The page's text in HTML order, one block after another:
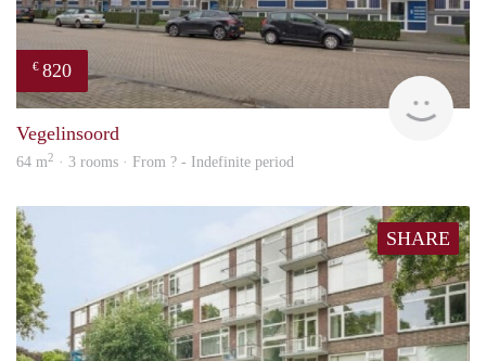
€ 820
Vegelinsoord
64 m2 · 3 rooms · From ? - Indefinite period
SHARE